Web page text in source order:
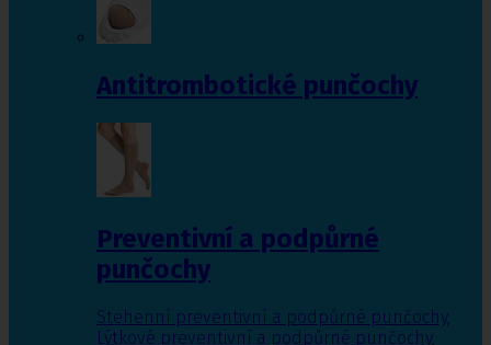
Antitrombotické punčochy
Preventivní a podpůrné
punčochy
Stehenní preventivní a podpůrné punčochy,
Lýtkové preventivní a podpůrné punčochy,